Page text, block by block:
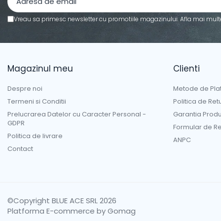
Piscine copii
Saltele si mingi pentru plaja
Spatii de joaca si accesorii
Zmeie si jucarii zburatoare
Camera copilului
Balansoare, leagane si hamace
bebelusi
Lenjerii si huse patut
Mobilier camera copii
Monitoare video bebelusi
Sisteme de siguranta copii
Imbracaminte si incaltaminte
Vreau sa primesc newsletter cu promotiile magazinului. Afla mai
Magazinul meu
Despre noi
Termeni si Conditii
Prelucrarea Datelor cu Caracter Personal -
GDPR
Politica de livrare
Contact
Clienti
Metode de
Politica de
Garantia
Formular de
ANPC
©Copyright BLUE ACE SRL 2026
Platforma E-commerce by Gomag